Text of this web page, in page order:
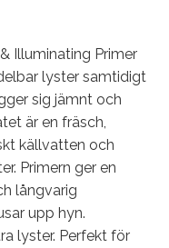
Illuminating Primer
lyster samtidigt
sig jämnt och
är en fräsch,
källvatten och
Primern ger en
långvarig
upp hyn.
lyster. Perfekt för